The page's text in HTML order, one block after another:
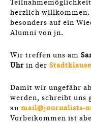
herzlich
besonders auf ein
Alumni von jn.
Wir treffen uns am
Uhr in der Stadtklause
Damit wir ungefähr
werden, schreibt uns
an mail@journalists-
Vorbeikommen ist